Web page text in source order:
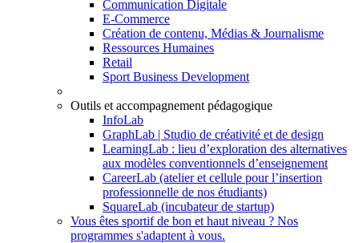
Communication Digitale
E-Commerce
Création de contenu, Médias & Journalisme
Ressources Humaines
Retail
Sport Business Development
Outils et accompagnement pédagogique
InfoLab
GraphLab | Studio de créativité et de design
LearningLab : lieu d’exploration des alternatives
aux modèles conventionnels d’enseignement
CareerLab (atelier et cellule pour l’insertion
professionnelle de nos étudiants)
SquareLab (incubateur de startup)
Vous êtes sportif de bon et haut niveau ? Nos
programmes s'adaptent à vous.